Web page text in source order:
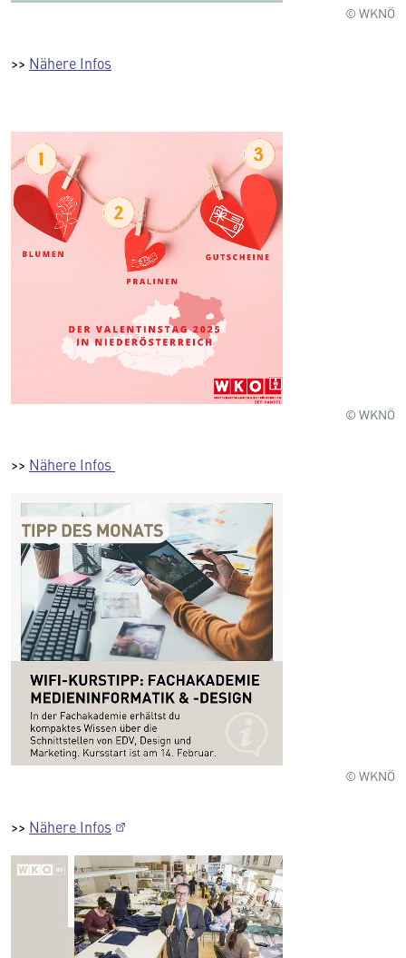
© WKNÖ
>> Nähere Infos
© WKNÖ
>> Nähere Infos
© WKNÖ
>> Nähere Infos